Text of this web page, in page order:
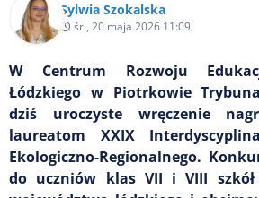
Sylwia Szokalska
śr., 20 maja 2026 11:09
W Centrum Rozwoju
Łódzkiego w Piotrkowie
dziś uroczyste wręczenie
laureatom XXIX
Ekologiczno-Regionalnego.
do uczniów klas VII i VIII